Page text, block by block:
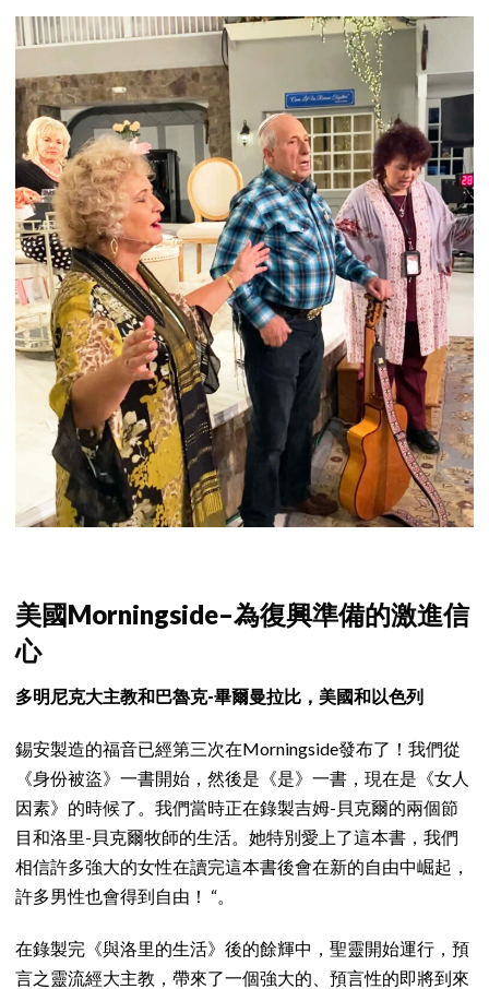
美國Morningside–為復興準備的激進信
心
多明尼克大主教和巴魯克-畢爾曼拉比，美國和以色列
錫安製造的福音已經第三次在Morningside發布了！我們從
《身份被盜》一書開始，然後是《是》一書，現在是《女人
因素》的時候了。我們當時正在錄製吉姆-貝克爾的兩個節
目和洛里-貝克爾牧師的生活。她特別愛上了這本書，我們
相信許多強大的女性在讀完這本書後會在新的自由中崛起，
許多男性也會得到自由！ “。
在錄製完《與洛里的生活》後的餘輝中，聖靈開始運行，預
言之靈流經大主教，帶來了一個強大的、預言性的即將到來